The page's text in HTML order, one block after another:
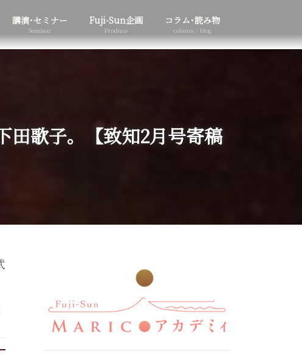
講演･セミナー
Seminar
Fuji-Sun企画
Produce
コラム･読み物
column / blog
田歌子。【致知2月号寄稿